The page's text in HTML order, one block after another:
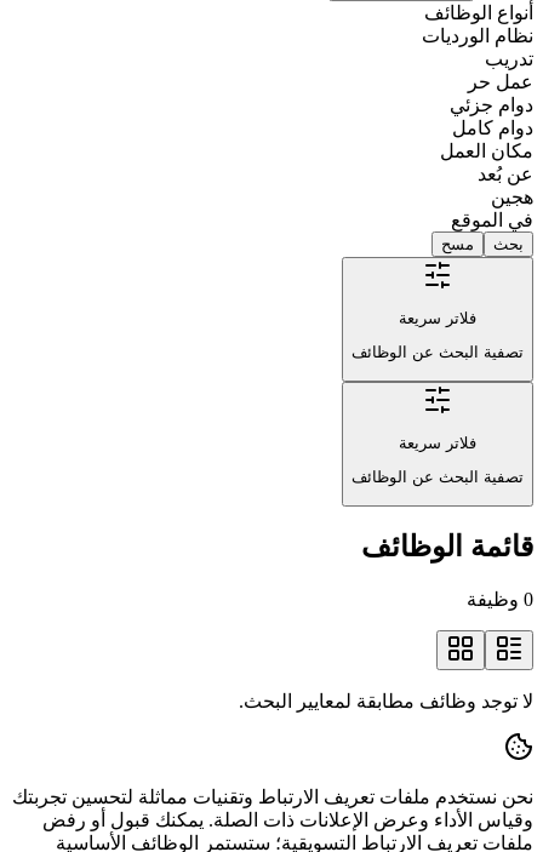
أنواع الوظائف
نظام الورديات
تدريب
عمل حر
دوام جزئي
دوام كامل
مكان العمل
عن بُعد
هجين
في الموقع
بحث مسح
فلاتر سريعة
تصفية البحث عن الوظائف
فلاتر سريعة
تصفية البحث عن الوظائف
قائمة الوظائف
0 وظيفة
لا توجد وظائف مطابقة لمعايير البحث.
نحن نستخدم ملفات تعريف الارتباط وتقنيات مماثلة لتحسين تجربتك
وقياس الأداء وعرض الإعلانات ذات الصلة. يمكنك قبول أو رفض
ملفات تعريف الارتباط التسويقية؛ ستستمر الوظائف الأساسية